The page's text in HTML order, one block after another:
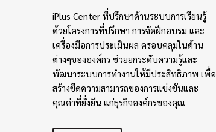
iPlus Center ที่ปรึกษาด้านระบบการเรียนรู้
ด้วยโครงการที่ปรึกษา การจัดฝึกอบรม และ
เครื่องมือการประเมินผล ครอบคลุมในด้าน
ต่างๆขององค์กร ช่วยยกระดับความรู้และ
พัฒนาระบบการทำงานให้มีประสิทธิภาพ เพื่อ
สร้างขีดความสามารถของการแข่งขันและ
คุณค่าที่ยั่งยืน แก่ธุรกิจองค์กรของคุณ